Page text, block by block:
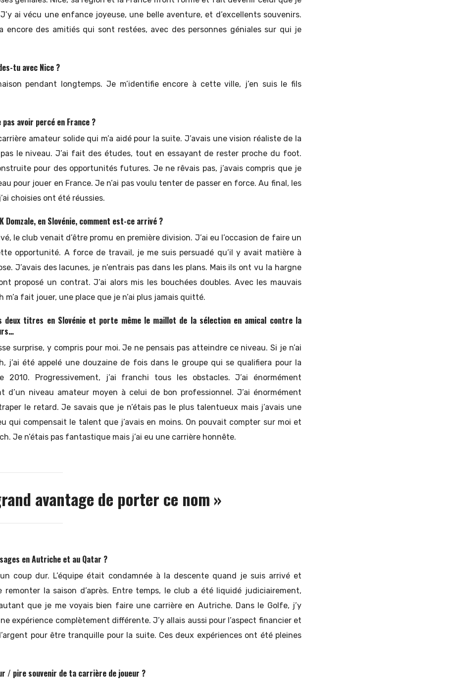
ai vécu une enfance joyeuse, une belle aventure, et d’excellents souvenirs.
encore des amitiés qui sont restées, avec des personnes géniales sur qui je
tu avec Nice ?
pendant longtemps. Je m’identifie encore à cette ville, j’en suis le fils
avoir percé en France ?
amateur solide qui m’a aidé pour la suite. J’avais une vision réaliste de la
pas le niveau. J’ai fait des études, tout en essayant de rester proche du foot.
pour des opportunités futures. Je ne rêvais pas, j’avais compris que je
pour jouer en France. Je n’ai pas voulu tenter de passer en force. Au final, les
choisies ont été réussies.
Domzale, en Slovénie, comment est-ce arrivé ?
le club venait d’être promu en première division. J’ai eu l’occasion de faire un
opportunité. A force de travail, je me suis persuadé qu’il y avait matière à
J’avais des lacunes, je n’entrais pas dans les plans. Mais ils ont vu la hargne
proposé un contrat. J’ai alors mis les bouchées doubles. Avec les mauvais
m’a fait jouer, une place que je n’ai plus jamais quitté.
deux titres en Slovénie et porte même le maillot de la sélection en amical contre la
surprise, y compris pour moi. Je ne pensais pas atteindre ce niveau. Si je n’ai
j’ai été appelé une douzaine de fois dans le groupe qui se qualifiera pour la
2010. Progressivement, j’ai franchi tous les obstacles. J’ai énormément
d’un niveau amateur moyen à celui de bon professionnel. J’ai énormément
le retard. Je savais que je n’étais pas le plus talentueux mais j’avais une
qui compensait le talent que j’avais en moins. On pouvait compter sur moi et
Je n’étais pas fantastique mais j’ai eu une carrière honnête.
avantage de porter ce nom »
en Autriche et au Qatar ?
coup dur. L’équipe était condamnée à la descente quand je suis arrivé et
remonter la saison d’après. Entre temps, le club a été liquidé judiciairement,
que je me voyais bien faire une carrière en Autriche. Dans le Golfe, j’y
expérience complètement différente. J’y allais aussi pour l’aspect financier et
pour être tranquille pour la suite. Ces deux expériences ont été pleines
/ pire souvenir de ta carrière de joueur ?